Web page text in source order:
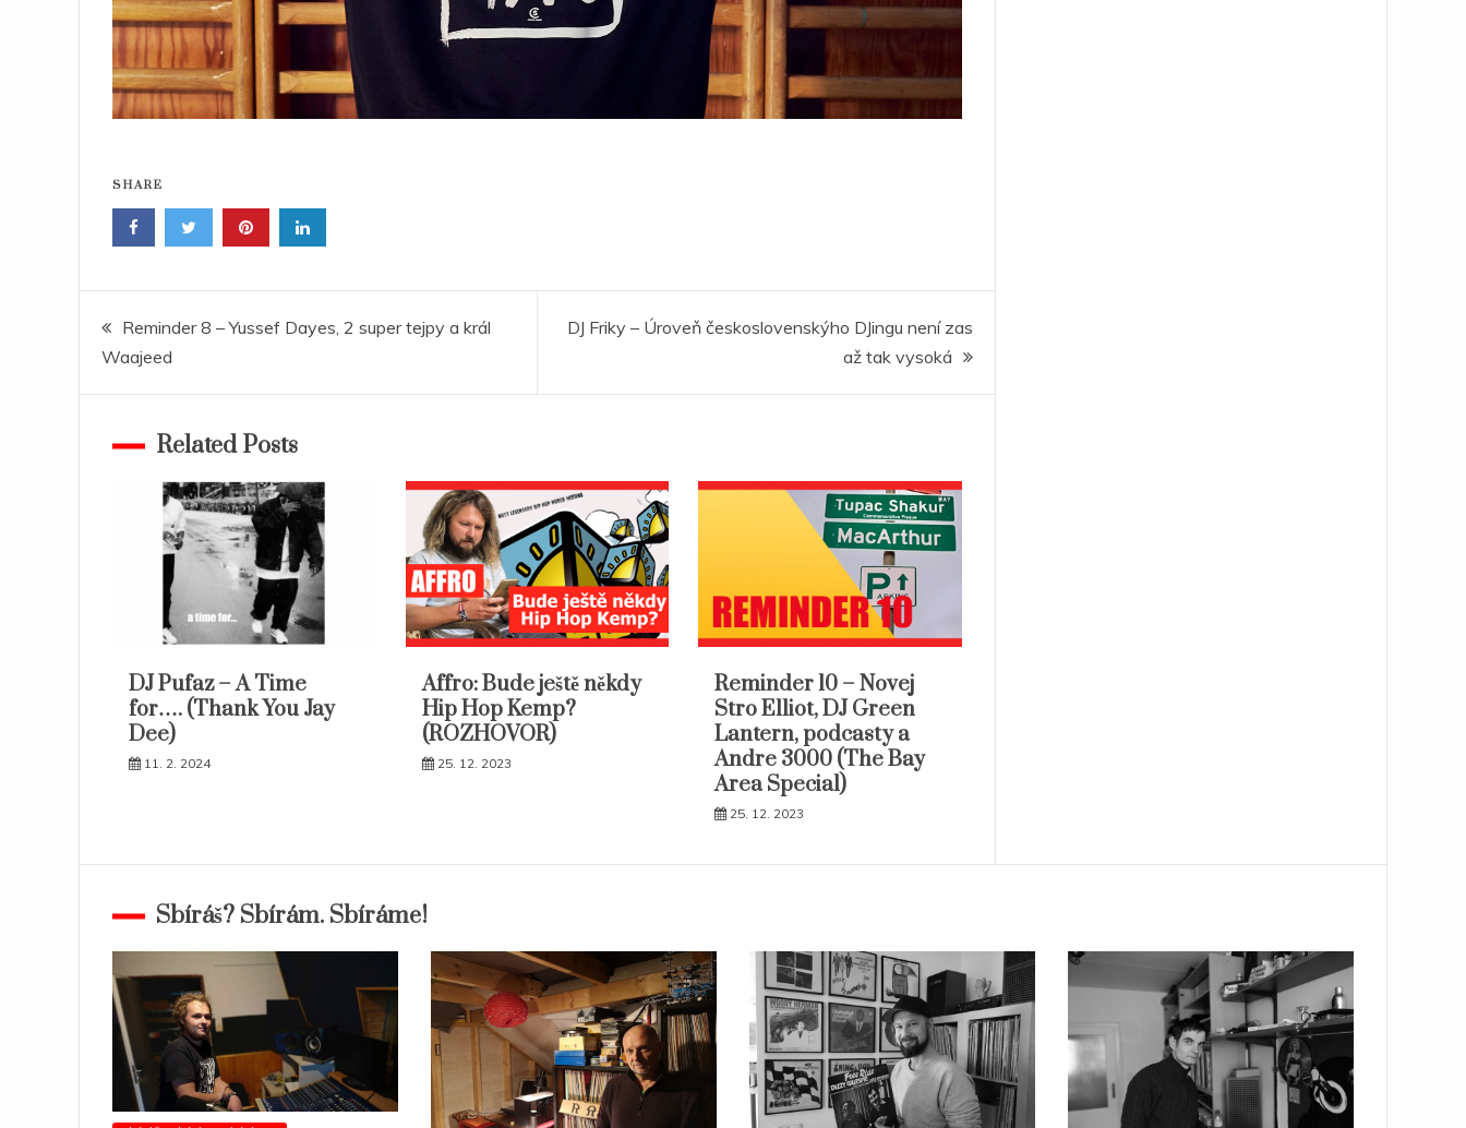
SHARE
Navigace
pro
příspěvek
Reminder 8 – Yussef Dayes, 2 super tejpy a král
Waajeed
DJ Friky – Úroveň československýho DJingu není zas
až tak vysoká
Related Posts
DJ Pufaz – A Time
for…. (Thank You Jay
Dee)
11. 2. 2024
Affro: Bude ještě někdy
Hip Hop Kemp?
(ROZHOVOR)
25. 12. 2023
Reminder 10 – Novej
Stro Elliot, DJ Green
Lantern, podcasty a
Andre 3000 (The Bay
Area Special)
25. 12. 2023
Sbíráš? Sbírám. Sbíráme!